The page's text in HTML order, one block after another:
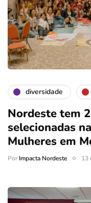
diversidade
Nordeste tem
selecionadas
Mulheres em
PorImpacta Nordeste 13